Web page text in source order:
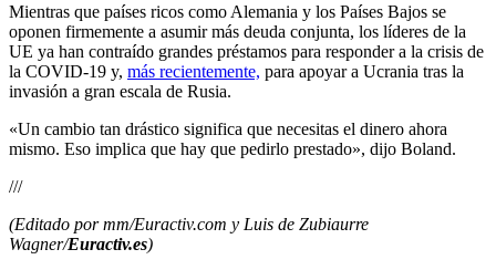
Mientras que países ricos como Alemania y los Países Bajos se
oponen firmemente a asumir más deuda conjunta, los líderes de la
UE ya han contraído grandes préstamos para responder a la crisis de
la COVID-19 y, más recientemente, para apoyar a Ucrania tras la
invasión a gran escala de Rusia.
«Un cambio tan drástico significa que necesitas el dinero ahora
mismo. Eso implica que hay que pedirlo prestado», dijo Boland.
///
(Editado por mm/Euractiv.com y Luis de Zubiaurre
Wagner/Euractiv.es)